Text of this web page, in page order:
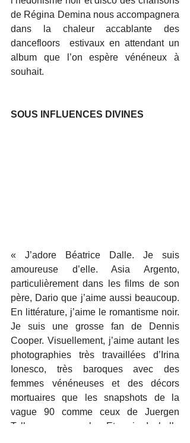
de Régina Demina nous accompagnera
dans la chaleur accablante des
dancefloors  estivaux en attendant un
album que l’on espère vénéneux à
souhait.
SOUS INFLUENCES DIVINES
« J’adore Béatrice Dalle. Je suis
amoureuse d’elle. Asia Argento,
particulièrement dans les films de son
père, Dario que j’aime aussi beaucoup.
En littérature, j’aime le romantisme noir.
Je suis une grosse fan de Dennis
Cooper. Visuellement, j’aime autant les
photographies très travaillées d’Irina
Ionesco, très baroques avec des
femmes vénéneuses et des décors
mortuaires que les snapshots de la
vague 90 comme ceux de Juergen
Teller par exemple. Et puis Isabelle